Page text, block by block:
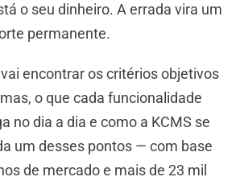
o seu dinheiro. A errada vira um
permanente.
encontrar os critérios objetivos
o que cada funcionalidade
no dia a dia e como a KCMS se
um desses pontos — com base
de mercado e mais de 23 mil